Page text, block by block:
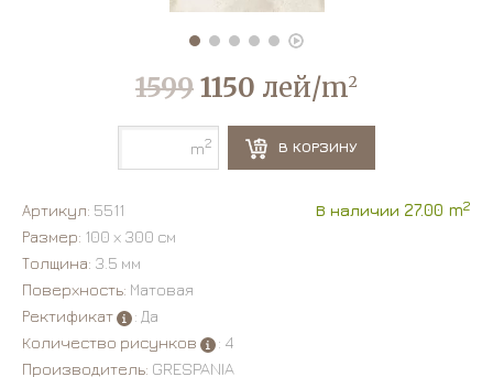
15991150 лей/m2
m2 В КОРЗИНУ
Артикул: 5511 В наличии 27.00 m2
Размер: 100 х 300 см
Толщина: 3.5 мм
Поверхность: Матовая
Ректификат
: Да
Количество рисунков
: 4
Производитель: GRESPANIA